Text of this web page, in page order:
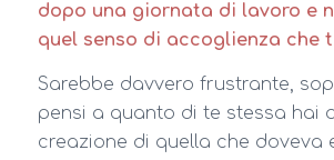
dopo una giornata di lavoro e
quel senso di accoglienza che
Sarebbe davvero frustrante,
pensi a quanto di te stessa hai
creazione di quella che doveva